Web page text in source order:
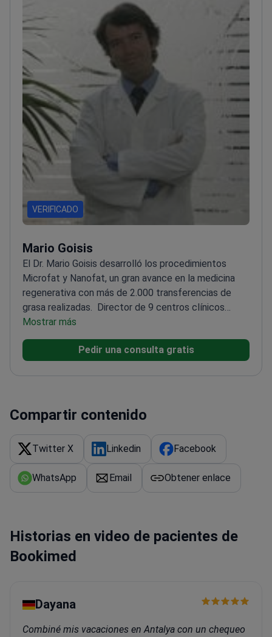
VERIFICADO
Mario Goisis
El Dr. Mario Goisis desarrolló los procedimientos
Microfat y Nanofat, un gran avance en la medicina
regenerativa con más de 2.000 transferencias de
grasa realizadas. Director de 9 centros clínicos
especializados en Microfat
Aesthetic Treatments" de SpringerFormado en los
mejores hospitales de Reino Unido, EE. UU. y
mini-invasivosTécnicas certificadas por la ISO para la
Mostrar más
Pedir una consulta gratis
Compartir contenido
Twitter X Linkedin Facebook
WhatsApp Email Obtener enlace
Historias en video de pacientes de
Bookimed
Dayana
Combiné mis vacaciones en Antalya con un chequeo